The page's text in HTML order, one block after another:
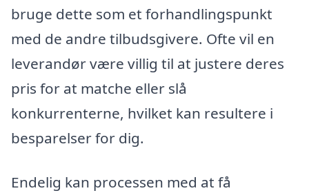
bruge dette som et forhandlingspunkt
med de andre tilbudsgivere. Ofte vil en
leverandør være villig til at justere deres
pris for at matche eller slå
konkurrenterne, hvilket kan resultere i
besparelser for dig.
Endelig kan processen med at få